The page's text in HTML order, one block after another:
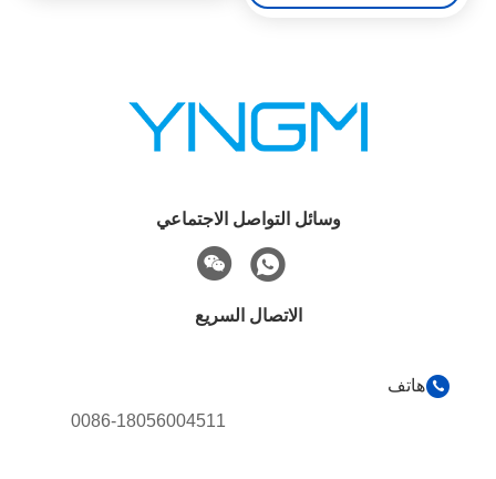
وسائل التواصل الاجتماعي
الاتصال السريع
هاتف
0086-18056004511